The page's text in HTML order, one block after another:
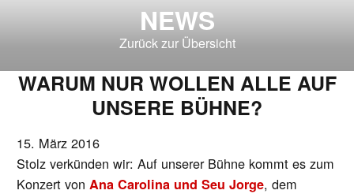
NEWS
Zurück zur Übersicht
WARUM NUR WOLLEN ALLE AUF
UNSERE BÜHNE?
15. März 2016
Stolz verkünden wir: Auf unserer Bühne kommt es zum
Konzert von Ana Carolina und Seu Jorge, dem